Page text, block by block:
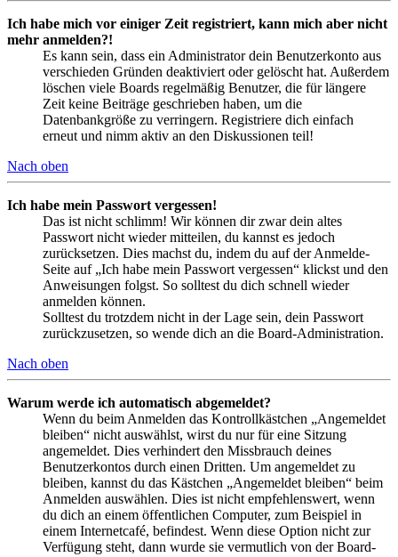
Ich habe mich vor einiger Zeit registriert, kann mich aber nicht
mehr anmelden?!
Es kann sein, dass ein Administrator dein Benutzerkonto aus
verschieden Gründen deaktiviert oder gelöscht hat. Außerdem
löschen viele Boards regelmäßig Benutzer, die für längere
Zeit keine Beiträge geschrieben haben, um die
Datenbankgröße zu verringern. Registriere dich einfach
erneut und nimm aktiv an den Diskussionen teil!
Nach oben
Ich habe mein Passwort vergessen!
Das ist nicht schlimm! Wir können dir zwar dein altes
Passwort nicht wieder mitteilen, du kannst es jedoch
zurücksetzen. Dies machst du, indem du auf der Anmelde-
Seite auf „Ich habe mein Passwort vergessen“ klickst und den
Anweisungen folgst. So solltest du dich schnell wieder
anmelden können.
Solltest du trotzdem nicht in der Lage sein, dein Passwort
zurückzusetzen, so wende dich an die Board-Administration.
Nach oben
Warum werde ich automatisch abgemeldet?
Wenn du beim Anmelden das Kontrollkästchen „Angemeldet
bleiben“ nicht auswählst, wirst du nur für eine Sitzung
angemeldet. Dies verhindert den Missbrauch deines
Benutzerkontos durch einen Dritten. Um angemeldet zu
bleiben, kannst du das Kästchen „Angemeldet bleiben“ beim
Anmelden auswählen. Dies ist nicht empfehlenswert, wenn
du dich an einem öffentlichen Computer, zum Beispiel in
einem Internetcafé, befindest. Wenn diese Option nicht zur
Verfügung steht, dann wurde sie vermutlich von der Board-